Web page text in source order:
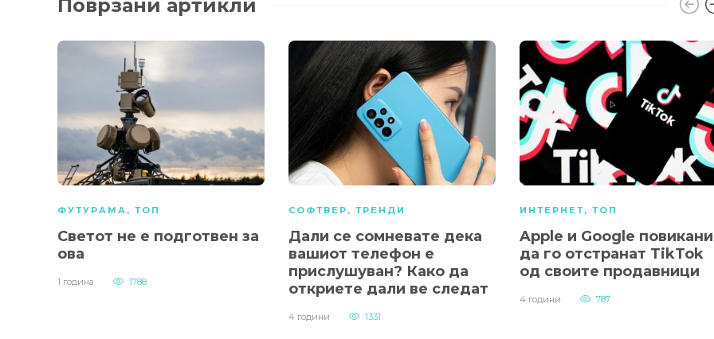
Поврзани артикли
ФУТУРАМА , ТОП
Светот не е подготвен за
ова
1 година 1788
СОФТВЕР , ТРЕНДИ
Дали се сомневате дека
вашиот телефон е
прислушуван? Како да
откриете дали ве следат
4 години 1331
ИНТЕРНЕТ, ТОП
Apple и Google повикани
да го отстранат TikTok
од своите продавници
4 години 787